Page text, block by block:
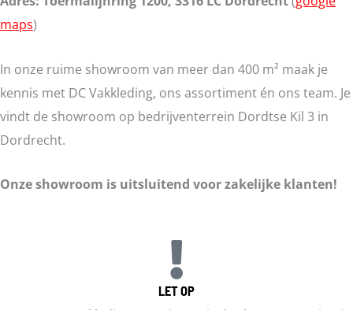
maps)
In onze ruime showroom van meer dan 400 m² maak je
kennis met DC Vakkleding, ons assortiment én ons team. Je
vindt de showroom op bedrijventerrein Dordtse Kil 3 in
Dordrecht.
Onze showroom is uitsluitend voor zakelijke klanten!
LET OP